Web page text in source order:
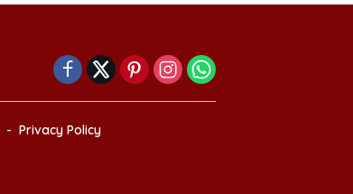
Privacy Policy